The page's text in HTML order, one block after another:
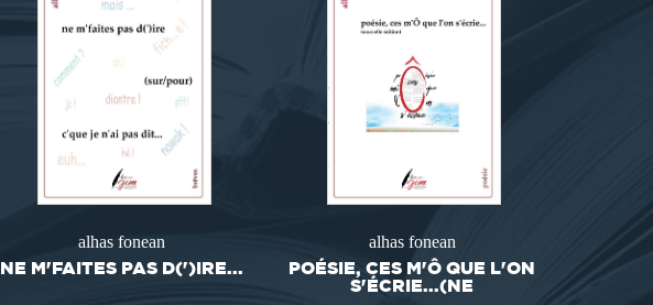
alhas fonean
NE M'FAITES PAS D(')IRE...
alhas fonean
POÉSIE, CES M'Ô QUE L'ON
S'ÉCRIE...(NE